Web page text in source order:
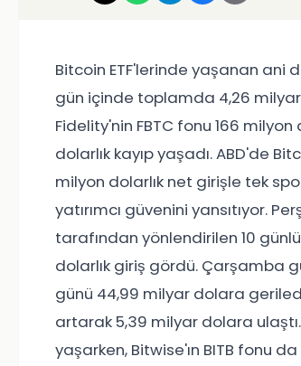
Bitcoin ETF'lerinde yaşanan ani
gün içinde toplamda 4,26 milyar
Fidelity'nin FBTC fonu 166
dolarlık kayıp yaşadı. ABD'de
milyon dolarlık net girişle tek
yatırımcı güvenini yansıtıyor.
tarafından yönlendirilen 10
dolarlık giriş gördü. Çarşamba
günü 44,99 milyar dolara
artarak 5,39 milyar dolara ulaştı.
yaşarken, Bitwise'ın BITB fonu